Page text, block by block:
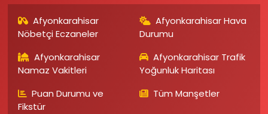
Afyonkarahisar
Nöbetçi Eczaneler
Afyonkarahisar Hava
Durumu
Afyonkarahisar
Namaz Vakitleri
Afyonkarahisar Trafik
Yoğunluk Haritası
Puan Durumu ve
Fikstür
Tüm Manşetler